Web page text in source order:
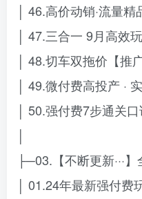
│ 46.高价动销·流量精
│ 47.三合一 9月高效
│ 48.切车双拖价【推
│ 49.微付费高投产 ·
│ 50.强付费7步通关口
│
├─03.【不断更新···
│ 01.24年最新强付费